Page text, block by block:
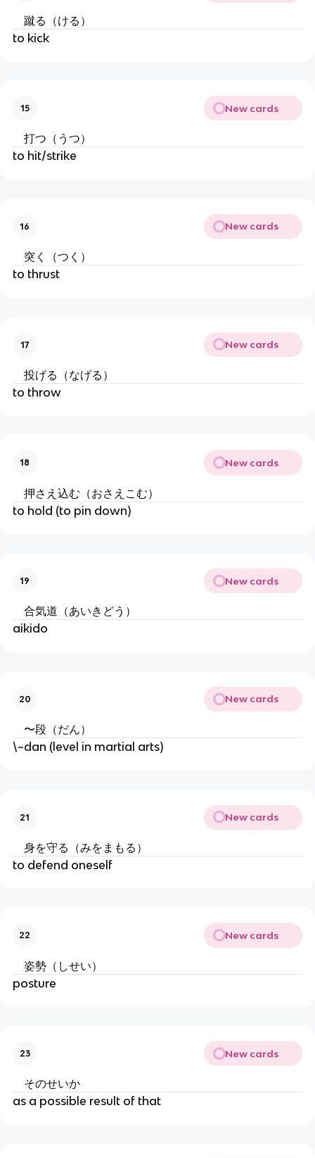
蹴る（ける）
to kick
15 New cards
打つ（うつ）
to hit/strike
16 New cards
突く（つく）
to thrust
17 New cards
投げる（なげる）
to throw
18 New cards
押さえ込む（おさえこむ）
to hold (to pin down)
19 New cards
合気道（あいきどう）
aikido
20 New cards
〜段（だん）
\~dan (level in martial arts)
21 New cards
身を守る（みをまもる）
to defend oneself
22 New cards
姿勢（しせい）
posture
23 New cards
そのせいか
as a possible result of that